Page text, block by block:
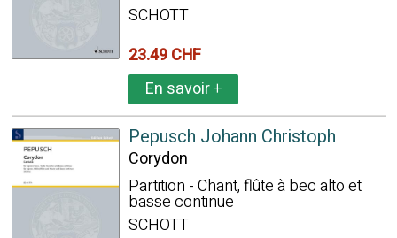
SCHOTT
23.49 CHF
En savoir+
Pepusch Johann Christoph
Corydon
Partition - Chant, flûte à bec alto et
basse continue
SCHOTT